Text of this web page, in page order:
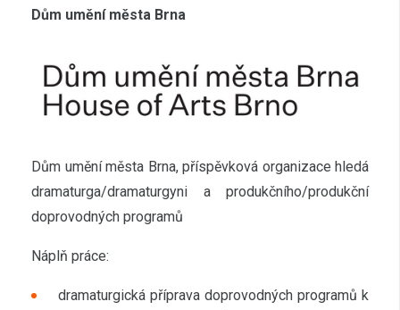
Dům umění města Brna
Dům umění města Brna, příspěvková organizace hledá
dramaturga/dramaturgyni a produkčního/produkční
doprovodných programů
Náplň práce:
dramaturgická příprava doprovodných programů k